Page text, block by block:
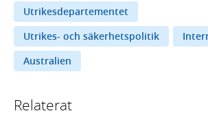
Utrikesdepartementet
Utrikes- och säkerhetspolitik
Australien
Relaterat